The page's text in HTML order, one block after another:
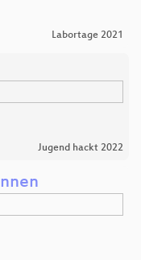
Labortage 2021
Jugend hackt 2022